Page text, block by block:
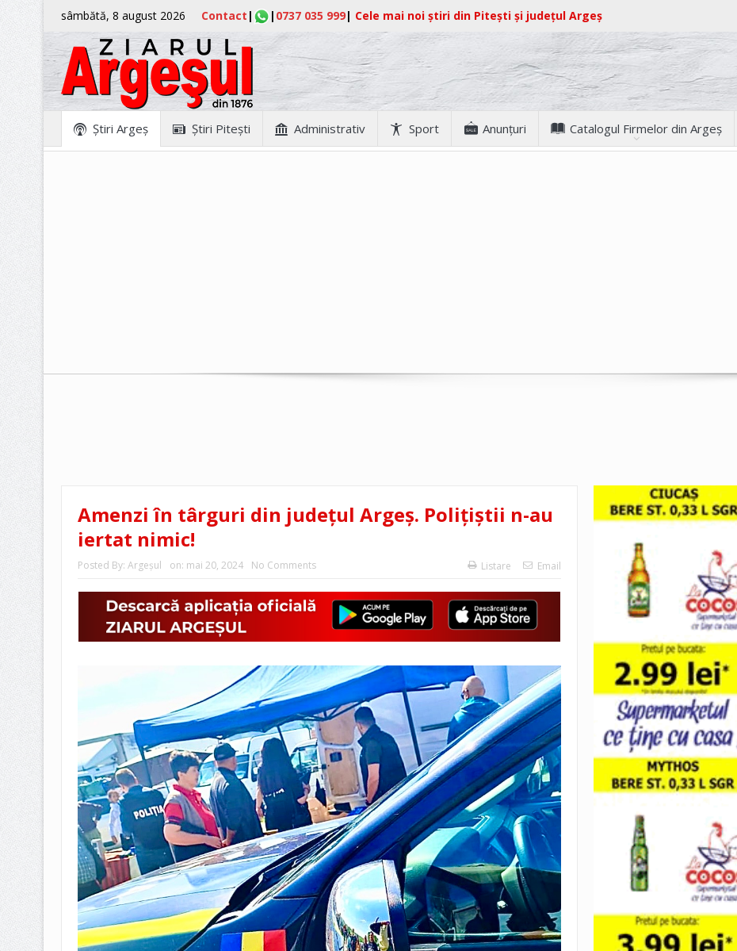
sâmbătă, 8 august 2026 Contact | | 0737 035 999| Cele mai noi știri din Pitești și județul Argeș
Ştiri Argeş Ştiri Piteşti Administrativ Sport Anunţuri Catalogul Firmelor din Argeș
Amenzi în târguri din județul Argeș. Polițiștii n-au
iertat nimic!
Posted By: Argeşul on: mai 20, 2024 No Comments Listare Email